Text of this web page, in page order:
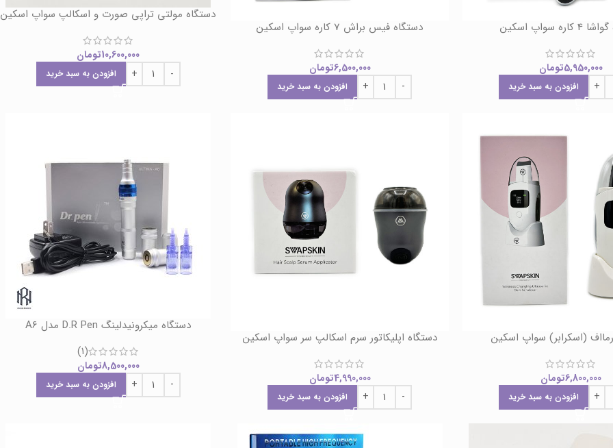
سواپ اسکین
5,950,000تومان
افزودن به سبد خرید
دستگاه فیس براش 7 کاره سواپ اسکین
6,500,000تومان
افزودن به سبد خرید
دستگاه مولتی تراپی صورت و اسکالپ سواپ اسکین
10,600,000تومان
افزودن به سبد خرید
(اسکرابر) سواپ اسکین
6,800,000تومان
افزودن به سبد خرید
دستگاه اپلیکاتور سرم اسکالپ سر سواپ اسکین
4,990,000تومان
افزودن به سبد خرید
دستگاه میکرونیدلینگ D.R Pen مدل A6
(1)
8,500,000تومان
افزودن به سبد خرید